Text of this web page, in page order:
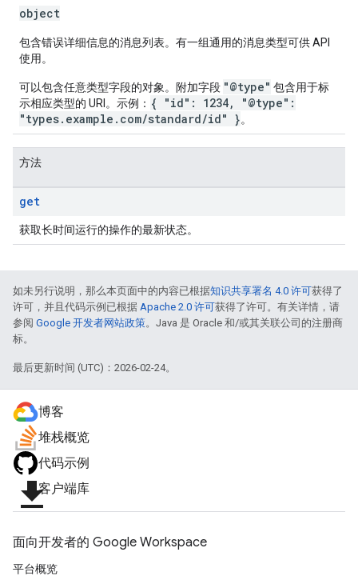
object
包含错误详细信息的消息列表。有一组通用的消息类型可供 API
使用。
可以包含任意类型字段的对象。附加字段 "@type" 包含用于标
示相应类型的 URI。示例： { "id": 1234, "@type":
"types.example.com/standard/id" }。
方法
get
获取长时间运行的操作的最新状态。
如未另行说明，那么本页面中的内容已根据知识共享署名 4.0 许可获得了
许可，并且代码示例已根据 Apache 2.0 许可获得了许可。有关详情，请
参阅 Google 开发者网站政策。Java 是 Oracle 和/或其关联公司的注册商
标。
最后更新时间 (UTC)：2026-02-24。
博客
堆栈概览
代码示例
file_download客户端库
面向开发者的 Google Workspace
平台概览